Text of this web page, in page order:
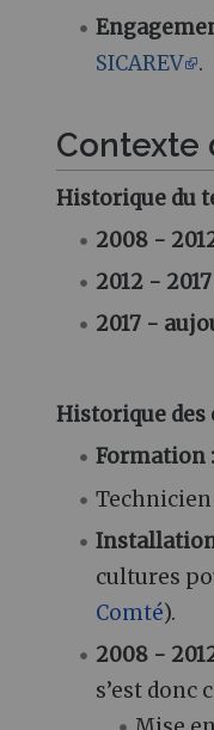
SICAREV
.
Contexte
Historique du
2008 -
2012 - 2017
2017 -
Historique des
Formation :
Technicien
Installation
cultures
Comté).
2008 -
s’est donc